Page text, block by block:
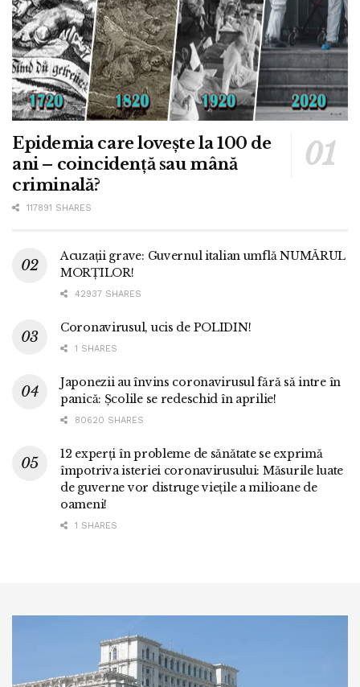
Epidemia care lovește la 100 de
ani – coincidență sau mână
criminală?
117891 SHARES
Acuzații grave: Guvernul italian umflă NUMĂRUL
MORȚILOR!
42937 SHARES
Coronavirusul, ucis de POLIDIN!
1 SHARES
Japonezii au învins coronavirusul fără să intre în
panică: Școlile se redeschid în aprilie!
80620 SHARES
12 experți în probleme de sănătate se exprimă
împotriva isteriei coronavirusului: Măsurile luate
de guverne vor distruge viețile a milioane de
oameni!
1 SHARES